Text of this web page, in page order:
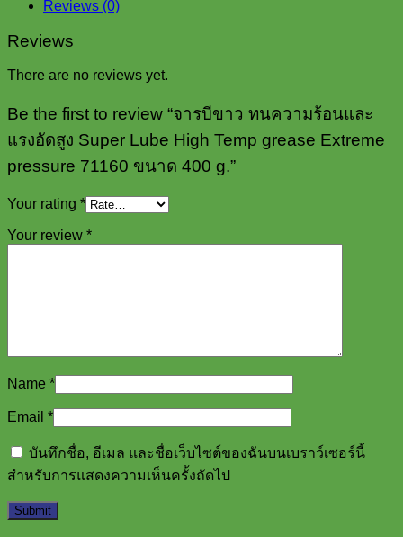
Reviews (0)
Reviews
There are no reviews yet.
Be the first to review “จารบีขาว ทนความร้อนและ
แรงอัดสูง Super Lube High Temp grease Extreme
pressure 71160 ขนาด 400 g.”
Your rating *
Your review *
Name *
Email *
บันทึกชื่อ, อีเมล และชื่อเว็บไซต์ของฉันบนเบราว์เซอร์นี้
สำหรับการแสดงความเห็นครั้งถัดไป